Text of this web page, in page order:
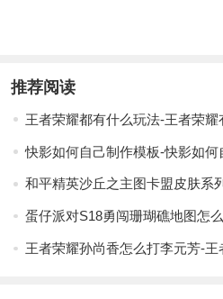
推荐阅读
王者荣耀都有什么玩法-王者荣耀
快影如何自己制作模板-快影如
和平精英沙丘之主图卡盟皮肤系
蛋仔派对S18勇闯珊瑚礁地图怎
王者荣耀孙尚香怎么打李元芳-